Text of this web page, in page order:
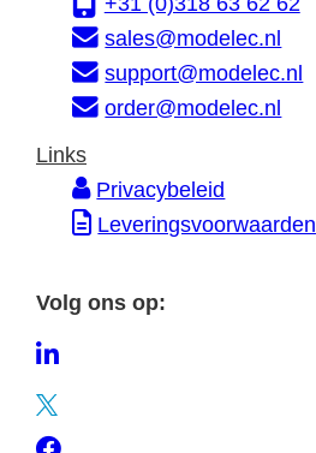
s
m
a
t
e
sales@modelec.nl
support@modelec.nl
order@modelec.nl
Links
Privacybeleid
Leveringsvoorwaarden
Volg ons op:
L
w